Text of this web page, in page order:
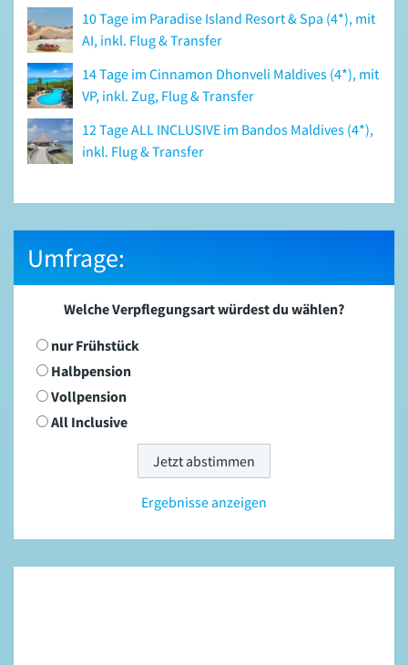
10 Tage im Paradise Island Resort & Spa (4*), mit
AI, inkl. Flug & Transfer
14 Tage im Cinnamon Dhonveli Maldives (4*), mit
VP, inkl. Zug, Flug & Transfer
12 Tage ALL INCLUSIVE im Bandos Maldives (4*),
inkl. Flug & Transfer
Umfrage:
Welche Verpflegungsart würdest du wählen?
nur Frühstück
Halbpension
Vollpension
All Inclusive
Ergebnisse anzeigen